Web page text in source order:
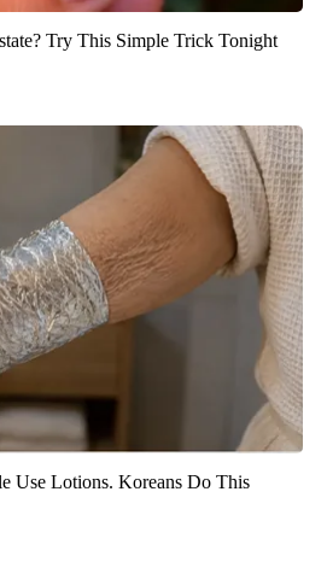
Try This Simple Trick Tonight
Use Lotions. Koreans Do This